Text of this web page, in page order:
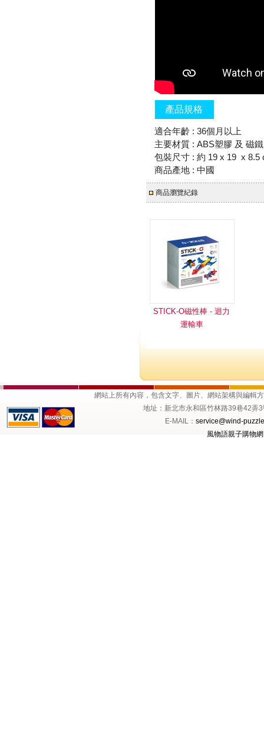
產品規格
適合年齡 : 36個月以上
主要材質 : ABS塑膠 及 磁鐵
包裝尺寸 : 約 19 x 19 x 8.5
商品產地 : 中國
商品瀏覽紀錄
STICK-O磁性棒 - 迴力
運輸車
網站上所有內容，包含文字、圖片、網站架構與編輯
地址：新北市永和區竹林路39巷
E-MAIL： service@wind-
風物語親子購物網